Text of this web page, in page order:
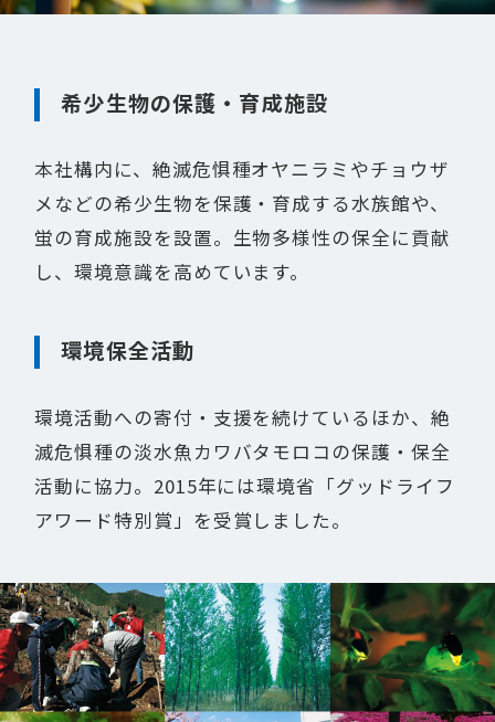
希少生物の保護・育成施設
本社構内に、絶滅危惧種オヤニラミやチョウザ
メなどの希少生物を保護・育成する水族館や、
蛍の育成施設を設置。生物多様性の保全に貢献
し、環境意識を高めています。
環境保全活動
環境活動への寄付・支援を続けているほか、絶
滅危惧種の淡水魚カワバタモロコの保護・保全
活動に協力。2015年には環境省「グッドライフ
アワード特別賞」を受賞しました。